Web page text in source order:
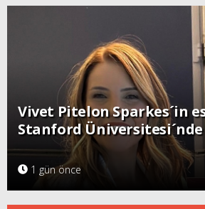
Vivet Pitelon Sparkes´in
Stanford Üniversitesi´nde
1 gün önce